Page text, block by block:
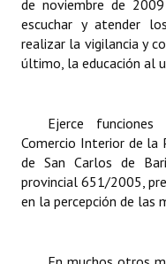
de noviembre de
escuchar y atender
realizar la vigilancia y
último, la educación al
Ejerce
Comercio Interior de la
de San Carlos de
provincial 651/2005,
en la percepción de las